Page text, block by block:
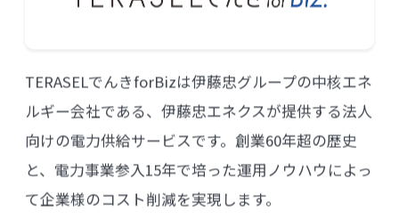
TERASELでんきforBizは伊藤忠グループの中核エネ
ルギー会社である、伊藤忠エネクスが提供する法人
向けの電力供給サービスです。創業60年超の歴史
と、電力事業参入15年で培った運用ノウハウによっ
て企業様のコスト削減を実現します。